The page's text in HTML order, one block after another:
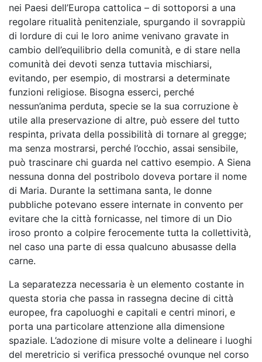
nei Paesi dell’Europa cattolica – di sottoporsi a una
regolare ritualità penitenziale, spurgando il sovrappiù
di lordure di cui le loro anime venivano gravate in
cambio dell’equilibrio della comunità, e di stare nella
comunità dei devoti senza tuttavia mischiarsi,
evitando, per esempio, di mostrarsi a determinate
funzioni religiose. Bisogna esserci, perché
nessun’anima perduta, specie se la sua corruzione è
utile alla preservazione di altre, può essere del tutto
respinta, privata della possibilità di tornare al gregge;
ma senza mostrarsi, perché l’occhio, assai sensibile,
può trascinare chi guarda nel cattivo esempio. A Siena
nessuna donna del postribolo doveva portare il nome
di Maria. Durante la settimana santa, le donne
pubbliche potevano essere internate in convento per
evitare che la città fornicasse, nel timore di un Dio
iroso pronto a colpire ferocemente tutta la collettività,
nel caso una parte di essa qualcuno abusasse della
carne.
La separatezza necessaria è un elemento costante in
questa storia che passa in rassegna decine di città
europee, fra capoluoghi e capitali e centri minori, e
porta una particolare attenzione alla dimensione
spaziale. L’adozione di misure volte a delineare i luoghi
del meretricio si verifica pressoché ovunque nel corso